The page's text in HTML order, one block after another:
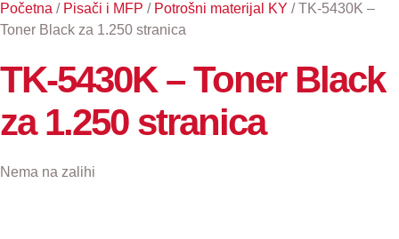
Početna / Pisači i MFP / Potrošni materijal KY / TK-5430K –
Toner Black za 1.250 stranica
TK-5430K – Toner Black
za 1.250 stranica
Nema na zalihi